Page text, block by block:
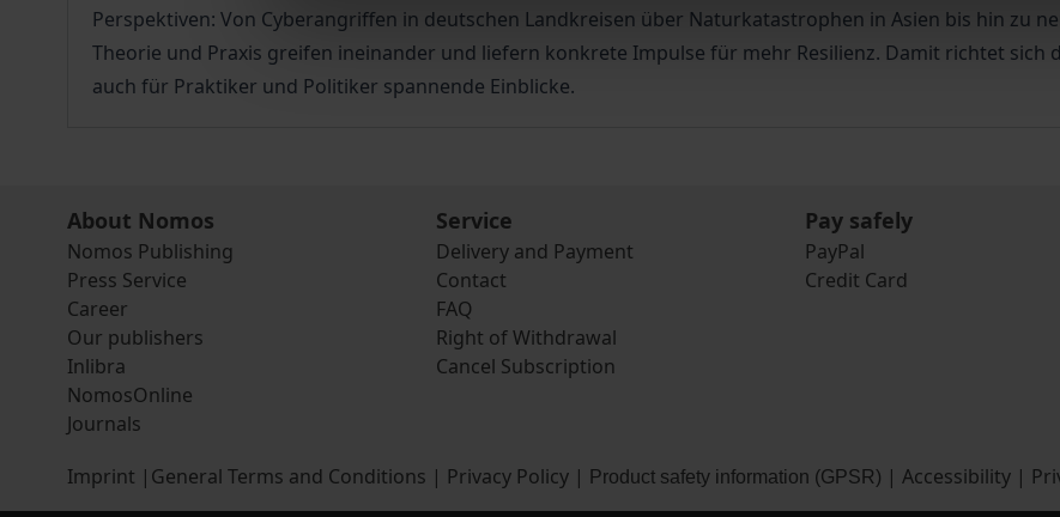
Perspektiven: Von Cyberangriffen in deutschen Landkreisen über Naturkatastrophen in Asien bis hin zu
Theorie und Praxis greifen ineinander und liefern konkrete Impulse für mehr Resilienz. Damit richtet sich
auch für Praktiker und Politiker spannende Einblicke.
About Nomos
Nomos Publishing
Press Service
Career
Our publishers
Inlibra
NomosOnline
Journals
Service
Delivery and Payment
Contact
FAQ
Right of Withdrawal
Cancel Subscription
Pay safely
PayPal
Credit Card
Imprint | General Terms and Conditions | Privacy Policy | Product safety information (GPSR) | Accessibility |